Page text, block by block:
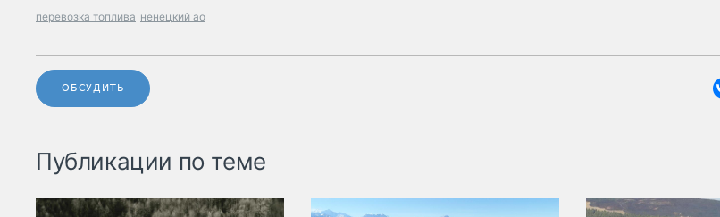
перевозка топлива ненецкий ао
ОБСУДИТЬ
Публикации по теме